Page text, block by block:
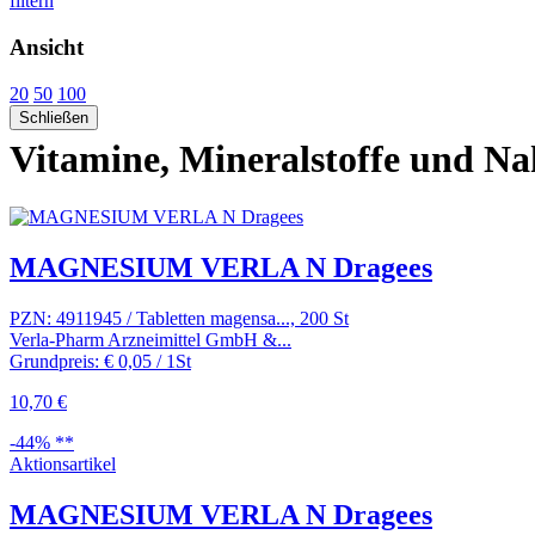
Ansicht
20 50 100
Schließen
Vitamine, Mineralstoffe und
MAGNESIUM VERLA N Dragees
PZN: 4911945 / Tabletten magensa..., 200 St
Verla-Pharm Arzneimittel GmbH &...
Grundpreis: € 0,05 / 1St
10,70 €
-44% **
Aktionsartikel
MAGNESIUM VERLA N Dragees